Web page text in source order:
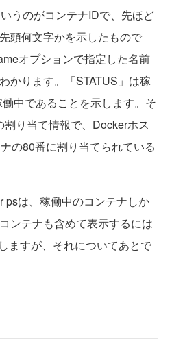
うのがコンテナIDで、先ほど
頭何文字かを示したもので
オプションで指定した名前
かります。「STATUS」は稼
中であることを示します。そ
り当て情報で、Dockerホス
の80番に割り当てられている
は、稼働中のコンテナしか
ンテナも含めて表示するには
ますが、それについてあとで